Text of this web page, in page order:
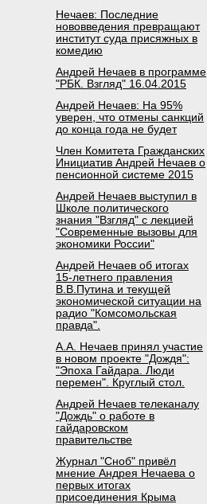
Нечаев: Последние
нововведения превращают
институт суда присяжных в
комедию
Андрей Нечаев в программе
"РБК. Взгляд" 16.04.2015
Андрей Нечаев: На 95%
уверен, что отмены санкций
до конца года не будет
Член Комитета Гражданских
Инициатив Андрей Нечаев о
пенсионной системе 2015
Андрей Нечаев выступил в
Школе политического
знания "Взгляд" с лекцией
"Современные вызовы для
экономики России"
Андрей Нечаев об итогах
15-летнего правления
В.В.Путина и текущей
экономической ситуации на
радио "Комсомольская
правда".
А.А. Нечаев принял участие
в новом проекте "Дождя":
"Эпоха Гайдара. Люди
перемен". Круглый стол.
Андрей Нечаев телеканалу
"Дождь" о работе в
гайдаровском
правительстве
Журнал "Сноб" привёл
мнение Андрея Нечаева о
первых итогах
присоединения Крыма